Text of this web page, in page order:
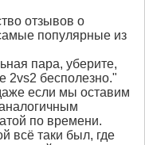
отзывов о
популярные из
пара, уберите,
2vs2 бесполезно."
если мы оставим
по времени.
всё таки был, где